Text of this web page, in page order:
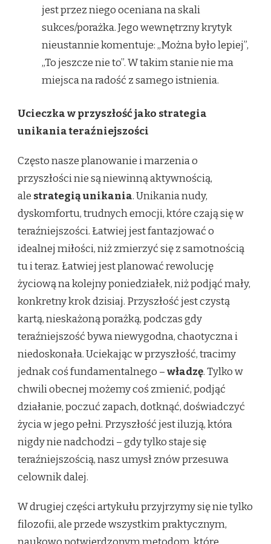
jest przez niego oceniana na skali
sukces/porażka. Jego wewnętrzny krytyk
nieustannie komentuje: „Można było lepiej”,
„To jeszcze nie to”. W takim stanie nie ma
miejsca na radość z samego istnienia.
Ucieczka w przyszłość jako strategia
unikania teraźniejszości
Często nasze planowanie i marzenia o
przyszłości nie są niewinną aktywnością,
ale strategią unikania. Unikania nudy,
dyskomfortu, trudnych emocji, które czają się w
teraźniejszości. Łatwiej jest fantazjować o
idealnej miłości, niż zmierzyć się z samotnością
tu i teraz. Łatwiej jest planować rewolucję
życiową na kolejny poniedziałek, niż podjąć mały,
konkretny krok dzisiaj. Przyszłość jest czystą
kartą, nieskażoną porażką, podczas gdy
teraźniejszość bywa niewygodna, chaotyczna i
niedoskonała. Uciekając w przyszłość, tracimy
jednak coś fundamentalnego –władzę. Tylko w
chwili obecnej możemy coś zmienić, podjąć
działanie, poczuć zapach, dotknąć, doświadczyć
życia w jego pełni. Przyszłość jest iluzją, która
nigdy nie nadchodzi – gdy tylko staje się
teraźniejszością, nasz umysł znów przesuwa
celownik dalej.
W drugiej części artykułu przyjrzymy się nie tylko
filozofii, ale przede wszystkim praktycznym,